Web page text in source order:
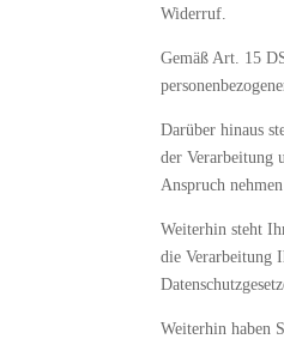
Widerruf.
Gemäß Art. 15
Darüber hinaus
der Verarbeitung
Anspruch
Weiterhin steht
die Verarbeitung
Weiterhin haben